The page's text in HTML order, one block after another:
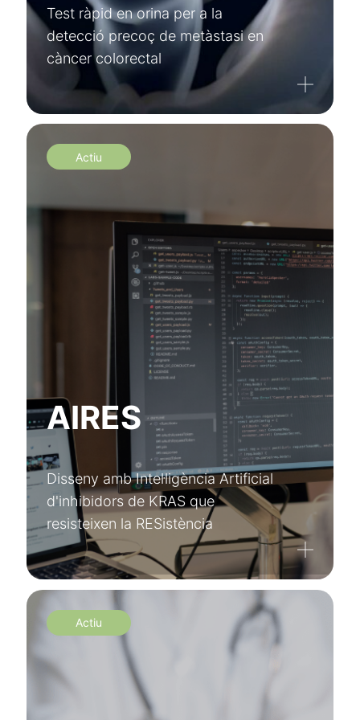
Registra’t a XarSmart
Test ràpid en orina per a la
detecció precoç de metàstasi en
càncer colorectal
AIRES
Disseny amb Intel·ligència Artificial
d'inhibidors de KRAS que
resisteixen la RESistència
Actiu
Actiu